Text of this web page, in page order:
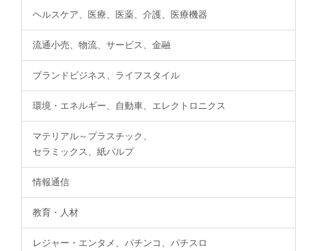
ヘルスケア、医療、医薬、介護、医療機器
流通小売、物流、サービス、金融
ブランドビジネス、ライフスタイル
環境・エネルギー、自動車、エレクトロニクス
マテリアル～プラスチック、
セラミックス、紙パルプ
情報通信
教育・人材
レジャー・エンタメ、パチンコ、パチスロ